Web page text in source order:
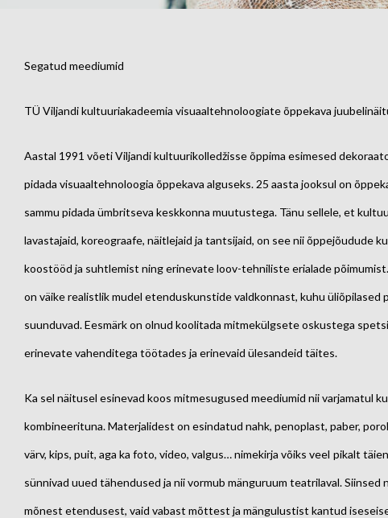
Segatud meediumid
TÜ Viljandi kultuuriakadeemia visuaaltehnoloogiate õppekava
Aastal 1991 võeti Viljandi kultuurikolledžisse õppima esimesed
pidada visuaaltehnoloogia õppekava alguseks. 25 aasta jooksul on
sammu pidada ümbritseva keskkonna muutustega. Tänu sellele, et
lavastajaid, koreograafe, näitlejaid ja tantsijaid, on see nii õppejõudude
koostööd ja suhtlemist ning erinevate loov-tehniliste erialade
on väike realistlik mudel etenduskunstide valdkonnast, kuhu üliõpilased
suunduvad. Eesmärk on olnud koolitada mitmekülgsete oskustega
erinevate vahenditega töötades ja erinevaid ülesandeid täites.
Ka sel näitusel esinevad koos mitmesugused meediumid nii varjamatul
kombineerituna. Materjalidest on esindatud nahk, penoplast, paber,
värv, kips, puit, aga ka foto, video, valgus… nimekirja võiks veel pikalt
sünnivad uued tähendused ja nii vormub mänguruum teatrilaval.
mõnest etendusest, vaid vabast mõttest ja mängulustist kantud